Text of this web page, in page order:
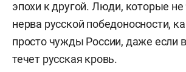
эпохи к другой. Люди, которые не
нерва русской победоносности,
просто чужды России, даже если
течет русская кровь.